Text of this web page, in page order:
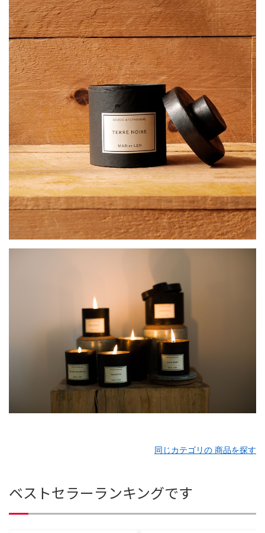
同じカテゴリの 商品を探す
ベストセラーランキングです